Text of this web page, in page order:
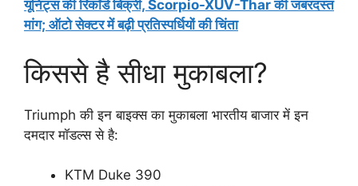
यूनिट्स की रिकॉर्ड बिक्री, Scorpio-XUV-Thar की जबरदस्त
मांग; ऑटो सेक्टर में बढ़ी प्रतिस्पर्धियों की चिंता
किससे है सीधा मुकाबला?
Triumph की इन बाइक्स का मुकाबला भारतीय बाजार में इन
दमदार मॉडल्स से है:
KTM Duke 390